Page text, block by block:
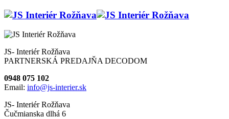
JS- Interiér Rožňava
PARTNERSKÁ PREDAJŇA DECODOM
0948 075 102
Email: info@js-interier.sk
JS- Interiér Rožňava
Čučmianska dlhá 6